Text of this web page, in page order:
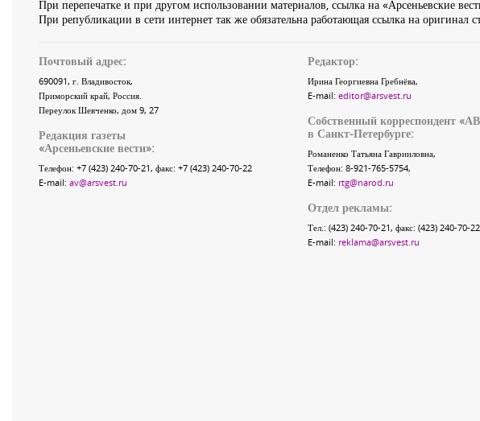
При перепечатке и при другом использовании материалов, ссылка на «Арсеньевские
При републикации в сети интернет так же обязательна работающая ссылка на оригинал
Почтовый адрес:
690091, г. Владивосток,
Приморский край, Россия.
Переулок Шевченко, дом 9, 27
Редакция газеты
«Арсеньевские вести»:
Телефон: +7 (423) 240-70-21, факс: +7 (423) 240-70-22
E-mail: av@arsvest.ru
Редактор:
Ирина Георгиевна Гребнёва,
E-mail: editor@arsvest.ru
Собственный корреспондент
в Санкт-Петербурге:
Романенко Татьяна Гаврииловна,
Телефон: 8-921-765-5754,
E-mail: rtg@narod.ru
Отдел рекламы:
Тел.: (423) 240-70-21, факс: (423) 240-70-22
E-mail: reklama@arsvest.ru